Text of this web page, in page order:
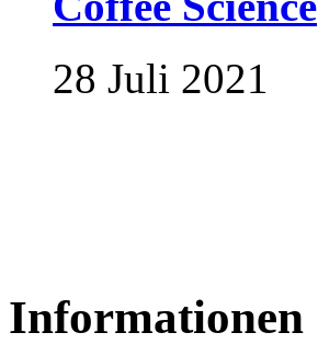
28 Juli 2021
Informationen